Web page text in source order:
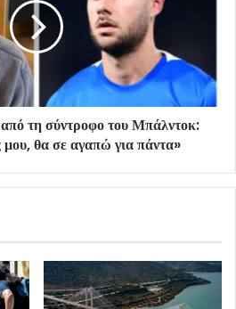
τη σύντροφο του Μπάλντοκ:
θα σε αγαπώ για πάντα»